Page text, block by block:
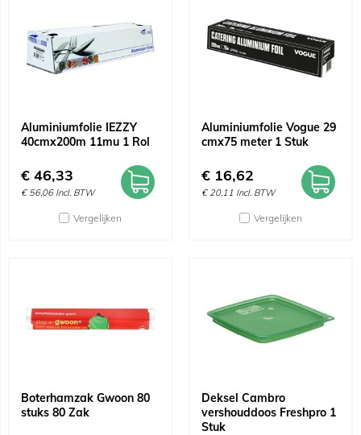
Aluminiumfolie IEZZY
40cmx200m 11mu 1 Rol
€ 46,33
€ 56,06 Incl. BTW
Vergelijken
Aluminiumfolie Vogue 29
cmx75 meter 1 Stuk
€ 16,62
€ 20,11 Incl. BTW
Vergelijken
Boterhamzak Gwoon 80
stuks 80 Zak
Deksel Cambro
vershouddoos Freshpro 1
Stuk